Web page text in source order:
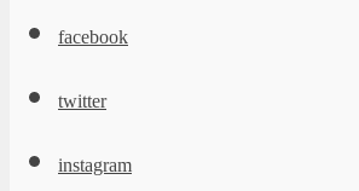
facebook
twitter
instagram